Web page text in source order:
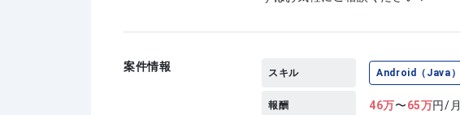
案件情報 スキル Android（Java）
報酬 46万〜65万円/月